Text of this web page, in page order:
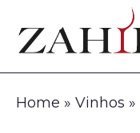
Home » Vinhos »